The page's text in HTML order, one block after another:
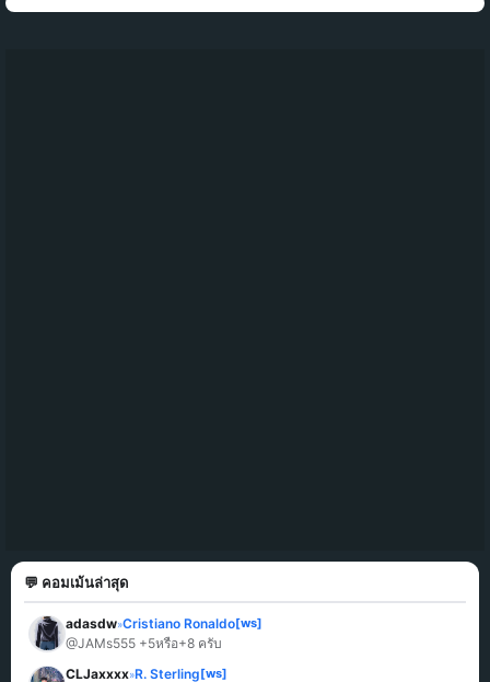
💬 คอมเม้นล่าสุด
adasdw»Cristiano Ronaldo[ws]
@JAMs555 +5หรือ+8 ครับ
CLJaxxxx»R. Sterling[ws]